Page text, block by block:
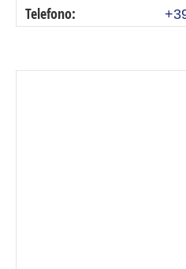
Telefono: